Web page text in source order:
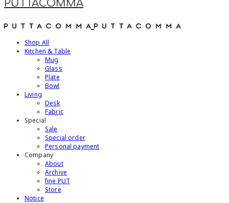
PUTTACOMMA
Shop All
Kitchen & Table
Mug
Glass
Plate
Bowl
Living
Desk
Fabric
Special
Sale
Special order
Personal payment
Company
About
Archive
fine PUT
Store
Notice